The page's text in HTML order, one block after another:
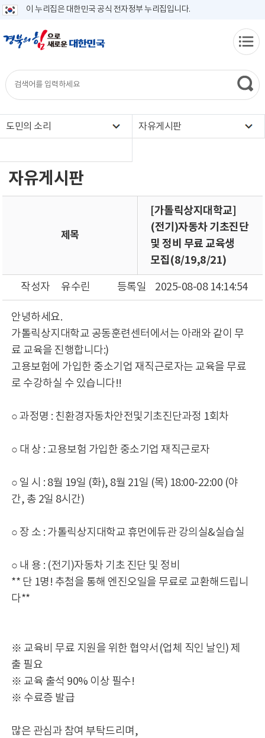
이 누리집은 대한민국 공식 전자정부 누리집입니다.
도민의 소리 자유게시판
자유게시판
제목
[가톨릭상지대학교]
(전기)자동차 기초진단
및 정비 무료 교육생
모집(8/19,8/21)
등록일 2025-08-08 14:14:54
작성자 유수린
안녕하세요.
가톨릭상지대학교 공동훈련센터에서는 아래와 같이 무
료 교육을 진행합니다:)
고용보험에 가입한 중소기업 재직근로자는 교육을 무료
로 수강하실 수 있습니다!!
○ 과정명 : 친환경자동차안전및기초진단과정 1회차
○ 대 상 : 고용보험 가입한 중소기업 재직근로자
○ 일 시 : 8월 19일 (화), 8월 21일 (목) 18:00-22:00 (야
간, 총 2일 8시간)
○ 장 소 : 가톨릭상지대학교 휴먼에듀관 강의실&실습실
○ 내 용 : (전기)자동차 기초 진단 및 정비
** 단 1명! 추첨을 통해 엔진오일을 무료로 교환해드립니
다**
※ 교육비 무료 지원을 위한 협약서(업체 직인 날인) 제
출 필요
※ 교육 출석 90% 이상 필수!
※ 수료증 발급
많은 관심과 참여 부탁드리며,